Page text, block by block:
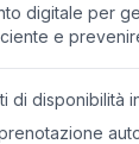
digitale per
e
di disponibilità